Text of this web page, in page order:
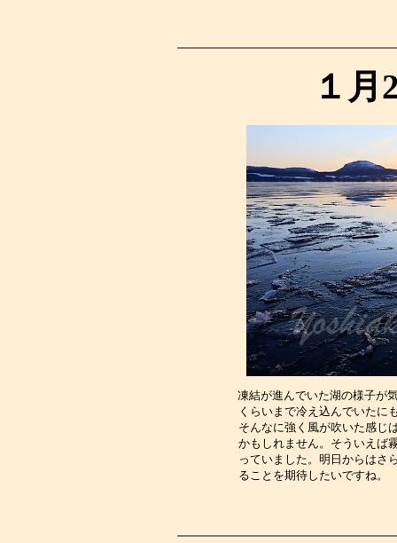
１月
凍結が進んでいた湖の様子が
くらいまで冷え込んでいたに
そんなに強く風が吹いた感じ
かもしれません。そういえば
っていました。明日からはさ
ることを期